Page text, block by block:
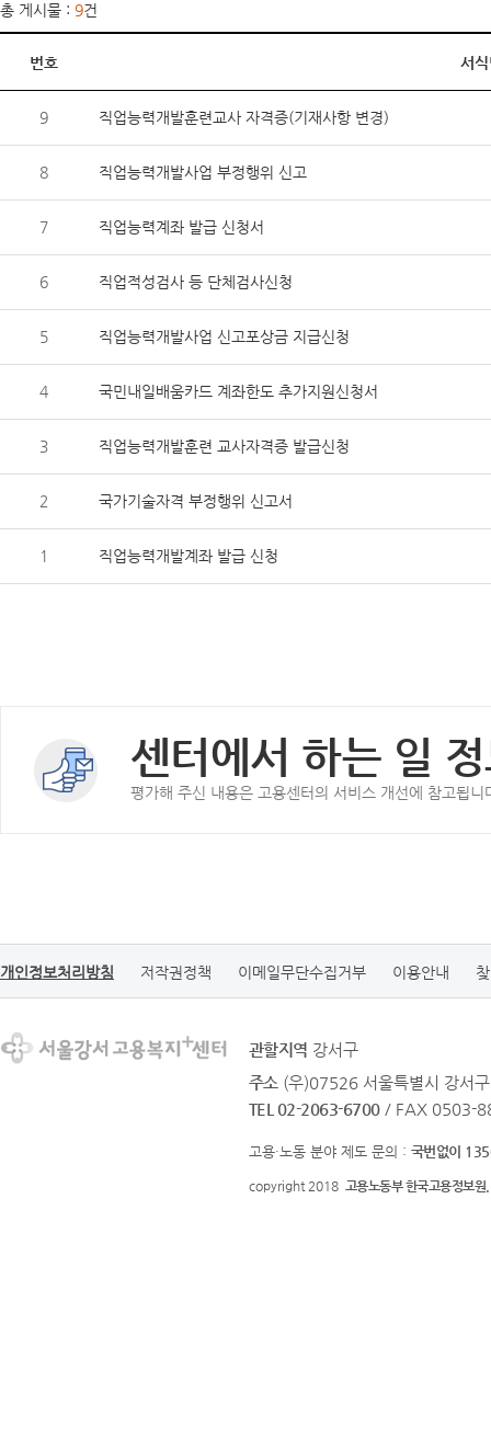
총 게시물 : 9건
번호 서
9 직업능력개발훈련교사 자격증(기재사항 변경)
8 직업능력개발사업 부정행위 신고
7 직업능력계좌 발급 신청서
6 직업적성검사 등 단체검사신청
5 직업능력개발사업 신고포상금 지급신청
4 국민내일배움카드 계좌한도 추가지원신청서
3 직업능력개발훈련 교사자격증 발급신청
2 국가기술자격 부정행위 신고서
1 직업능력개발계좌 발급 신청
센터에서 하는 일
평가해 주신 내용은 고용센터의 서비스 개선에 참고됩니
개인정보처리방침 저작권정책 이메일무단수집거부 이용안내
관할지역 강서구
주소 (우)07526 서울특별시 강서
TEL 02-2063-6700 / FAX 0503-
고용·노동 분야 제도 문의 : 국번없이
copyright 2018 고용노동부 한국고용정보원.